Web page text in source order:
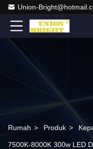
Union-
Rumah > Produk >
7500K-8000K 300w LED